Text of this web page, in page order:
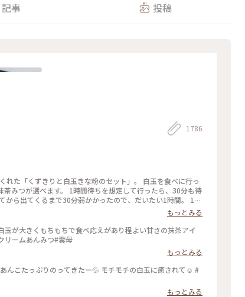
記事 投稿
1786
れた「くずきりと白玉きな粉のセット」。 白玉を食べに行っ
みつが選べます。 1時間待ちを想定して行ったら、30分も待
から出てくるまで30分弱かかったので、だいたい1時間。 1時
もっとみる
が大きくもちもちで食べ応えがあり程よい甘さの抹茶アイ
リームあんみつ#雲母
もっとみる
んこたっぷりのってきたー💦 モチモチの白玉に癒されて☺️ #
もっとみる